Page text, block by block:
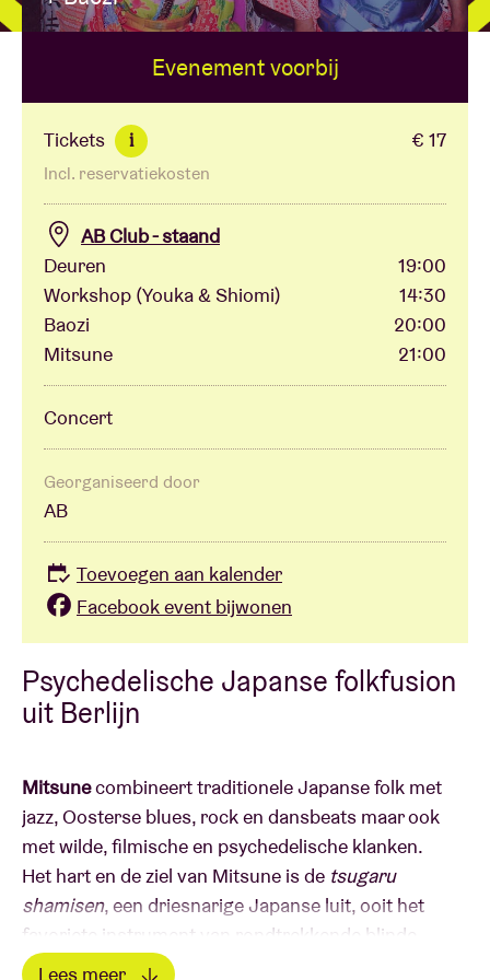
BRDCST
ABtv
Concertcheque
Over AB
Contact
Psychedelische Japanse folkfusion
uit Berlijn
Mitsunecombineert traditionele Japanse folk met
jazz, Oosterse blues, rock en dansbeats maar ook
met wilde, filmische en psychedelische klanken.
Het hart en de ziel van Mitsune is de tsugaru
shamisen, een driesnarige Japanse luit, ooit het
favoriete instrument van rondtrekkende blinde
muzikanten uit het oude Japan. Mitsune eert en
Lees meer
Evenement voorbij
Tickets i € 17
Incl. reservatiekosten
AB Club - staand
Deuren
19:00
Workshop (Youka & Shiomi)
14:30
Baozi
20:00
Mitsune
21:00
Concert
Georganiseerd door
AB
Toevoegen aan kalender
Facebook event bijwonen